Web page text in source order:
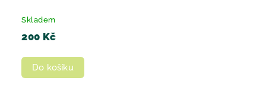
Skladem
200 Kč
Do košíku